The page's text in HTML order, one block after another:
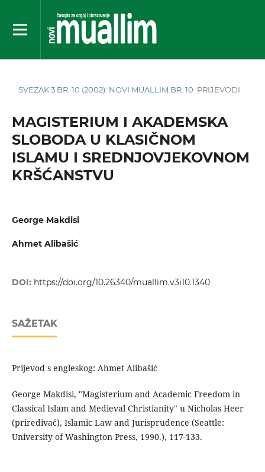
SVEZAK 3 BR. 10 (2002): NOVI MUALLIM BR. 10 PRIJEVODI
MAGISTERIUM I AKADEMSKA
SLOBODA U KLASIČNOM
ISLAMU I SREDNJOVJEKOVNOM
KRŠĆANSTVU
George Makdisi
Ahmet Alibašić
DOI: https://doi.org/10.26340/muallim.v3i10.1340
SAŽETAK
Prijevod s engleskog: Ahmet Alibašić
George Makdisi, "Magisterium and Academic Freedom in
Classical Islam and Medieval Christianity" u Nicholas Heer
(priredivač), Islamic Law and Jurisprudence (Seattle:
University of Washington Press, 1990.), 117-133.